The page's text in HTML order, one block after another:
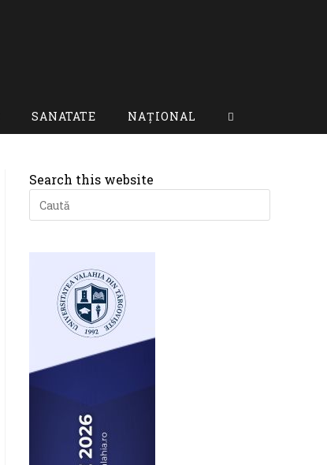
SANATATE NAȚIONAL Toggle
search
Search this website